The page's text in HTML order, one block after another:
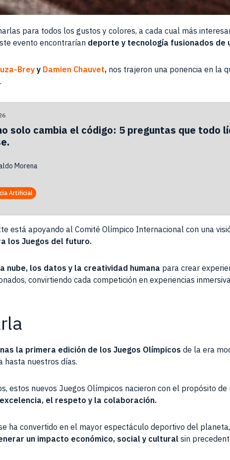
para todos los gustos y colores, a cada cual más
evento encontrarían deporte y tecnología fusionados de
Brey y Damien Chauvet, nos trajeron una ponencia en la
solo cambia el código: 5 preguntas que todo
Morena
Artificial
está apoyando al Comité Olímpico Internacional con una
los Juegos del futuro.
nube, los datos y la creatividad humana para crear
convirtiendo cada competición en experiencias
la primera edición de los Juegos Olímpicos de la era
hasta nuestros días.
estos nuevos Juegos Olímpicos nacieron con el propósito
el respeto y la colaboración.
ha convertido en el mayor espectáculo deportivo del
un impacto económico, social y cultural sin